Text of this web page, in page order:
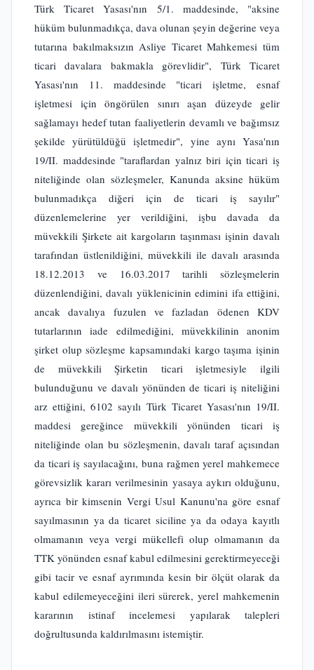
Türk Ticaret Yasası'nın 5/1. maddesinde, "aksine
hüküm bulunmadıkça, dava olunan şeyin değerine veya
tutarına bakılmaksızın Asliye Ticaret Mahkemesi tüm
ticari davalara bakmakla görevlidir", Türk Ticaret
Yasası'nın 11. maddesinde "ticari işletme, esnaf
işletmesi için öngörülen sınırı aşan düzeyde gelir
sağlamayı hedef tutan faaliyetlerin devamlı ve bağımsız
şekilde yürütüldüğü işletmedir", yine aynı Yasa'nın
19/II. maddesinde "taraflardan yalnız biri için ticari iş
niteliğinde olan sözleşmeler, Kanunda aksine hüküm
bulunmadıkça diğeri için de ticari iş sayılır"
düzenlemelerine yer verildiğini, işbu davada da
müvekkili Şirkete ait kargoların taşınması işinin davalı
tarafından üstlenildiğini, müvekkili ile davalı arasında
18.12.2013 ve 16.03.2017 tarihli sözleşmelerin
düzenlendiğini, davalı yüklenicinin edimini ifa ettiğini,
ancak davalıya fuzulen ve fazladan ödenen KDV
tutarlarının iade edilmediğini, müvekkilinin anonim
şirket olup sözleşme kapsamındaki kargo taşıma işinin
de müvekkili Şirketin ticari işletmesiyle ilgili
bulunduğunu ve davalı yönünden de ticari iş niteliğini
arz ettiğini, 6102 sayılı Türk Ticaret Yasası'nın 19/II.
maddesi gereğince müvekkili yönünden ticari iş
niteliğinde olan bu sözleşmenin, davalı taraf açısından
da ticari iş sayılacağını, buna rağmen yerel mahkemece
görevsizlik kararı verilmesinin yasaya aykırı olduğunu,
ayrıca bir kimsenin Vergi Usul Kanunu'na göre esnaf
sayılmasının ya da ticaret siciline ya da odaya kayıtlı
olmamanın veya vergi mükellefi olup olmamanın da
TTK yönünden esnaf kabul edilmesini gerektirmeyeceği
gibi tacir ve esnaf ayrımında kesin bir ölçüt olarak da
kabul edilemeyeceğini ileri sürerek, yerel mahkemenin
kararının istinaf incelemesi yapılarak talepleri
doğrultusunda kaldırılmasını istemiştir.